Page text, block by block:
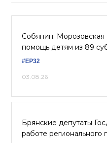
Собянин: Морозовская
помощь детям из 89
#ЕР32
03.08.26
Брянские депутаты
работе регионального